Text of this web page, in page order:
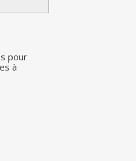
pour
à